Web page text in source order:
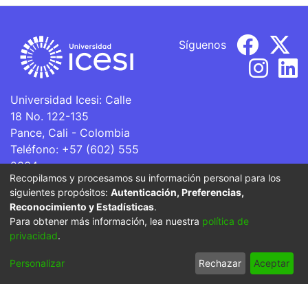
Universidad Icesi: Calle
18 No. 122-135
Pance, Cali - Colombia
Teléfono: +57 (602) 555
2334
ventanillaunica@icesi.edu.co
Síguenos
La Universidad Icesi es una Institución de Educación
Superior que se encuentra sujeta a inspección y vigilancia
End User Agreement
Recopilamos y procesamos su información personal para los
siguientes propósitos: Autenticación, Preferencias,
Reconocimiento y Estadísticas.
Para obtener más información, lea nuestra política de
privacidad.
Personalizar Rechazar Aceptar